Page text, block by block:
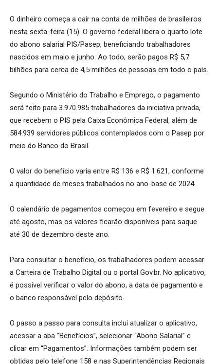
O dinheiro começa a cair na conta de milhões de brasileiros
nesta sexta-feira (15). O governo federal libera o quarto lote
do abono salarial PIS/Pasep, beneficiando trabalhadores
nascidos em maio e junho. Ao todo, serão pagos R$ 5,7
bilhões para cerca de 4,5 milhões de pessoas em todo o país.
Segundo o Ministério do Trabalho e Emprego, o pagamento
será feito para 3.970.985 trabalhadores da iniciativa privada,
que recebem o PIS pela Caixa Econômica Federal, além de
584.939 servidores públicos contemplados com o Pasep por
meio do Banco do Brasil.
O valor do benefício varia entre R$ 136 e R$ 1.621, conforme
a quantidade de meses trabalhados no ano-base de 2024.
O calendário de pagamentos começou em fevereiro e segue
até agosto, mas os valores ficarão disponíveis para saque
até 30 de dezembro deste ano.
Para consultar o benefício, os trabalhadores podem acessar
a Carteira de Trabalho Digital ou o portal Gov.br. No aplicativo,
é possível verificar o valor do abono, a data de pagamento e
o banco responsável pelo depósito.
O passo a passo para consulta inclui atualizar o aplicativo,
acessar a aba “Benefícios”, selecionar “Abono Salarial” e
clicar em “Pagamentos”. Informações também podem ser
obtidas pelo telefone 158 e nas Superintendências Regionais